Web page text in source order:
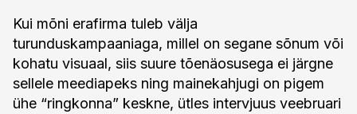
Kui mõni erafirma tuleb välja
turunduskampaaniaga, millel on segane sõnum või
kohatu visuaal, siis suure tõenäosusega ei järgne
sellele meediapeks ning mainekahjugi on pigem
ühe “ringkonna” keskne, ütles intervjuus veebruari